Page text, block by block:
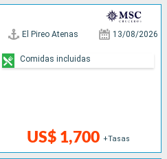
El Pireo Atenas 13/08/2026
US$ 1,700 +Tasas
Comidas incluidas